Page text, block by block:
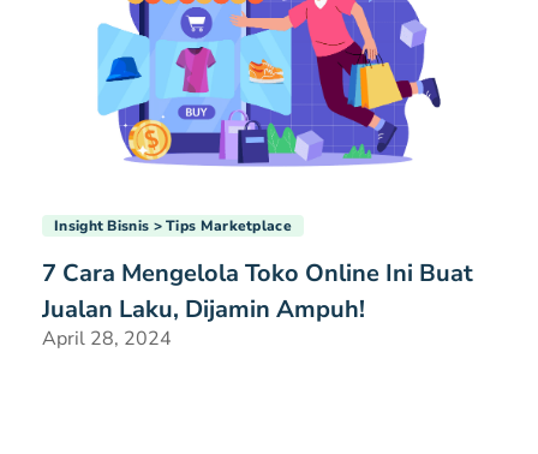
Insight Bisnis Tips Marketplace
7 Cara Mengelola Toko Online Ini Buat
Jualan Laku, Dijamin Ampuh!
April 28, 2024